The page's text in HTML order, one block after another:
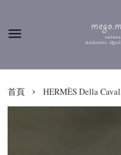
首頁 › HERMÈS Della